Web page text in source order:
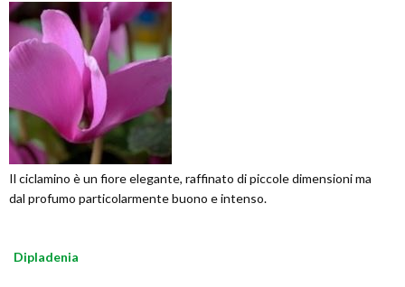
Il ciclamino è un fiore elegante, raffinato di piccole dimensioni ma
dal profumo particolarmente buono e intenso.
Dipladenia